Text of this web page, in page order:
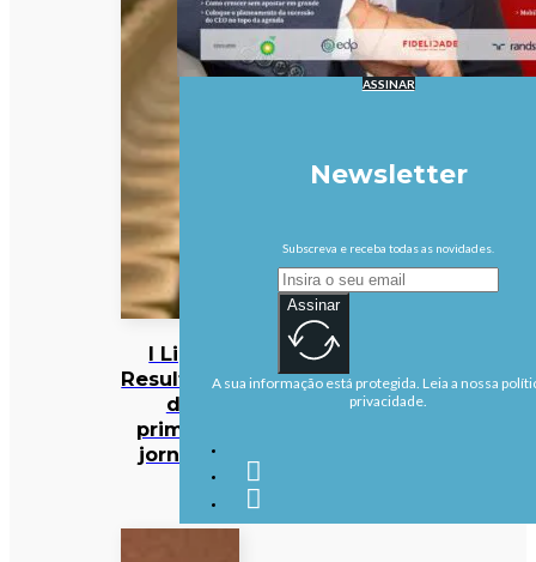
I Liga:
Resultados
da
primeira
jornada
ASSINAR
Newsletter
Subscreva e receba todas as novidades.
Assinar
A sua informação está protegida. Leia a nossa
privacidade.